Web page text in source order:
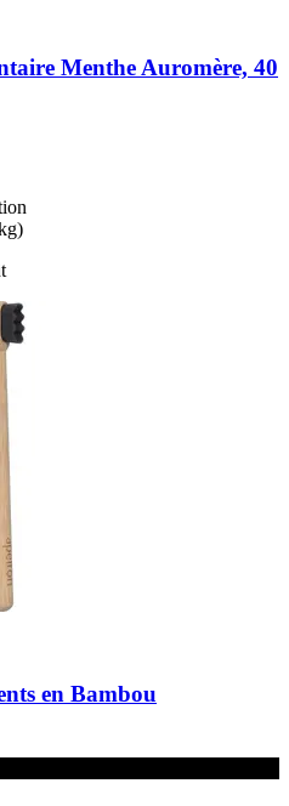
Menthe Auromère, 40
en Bambou